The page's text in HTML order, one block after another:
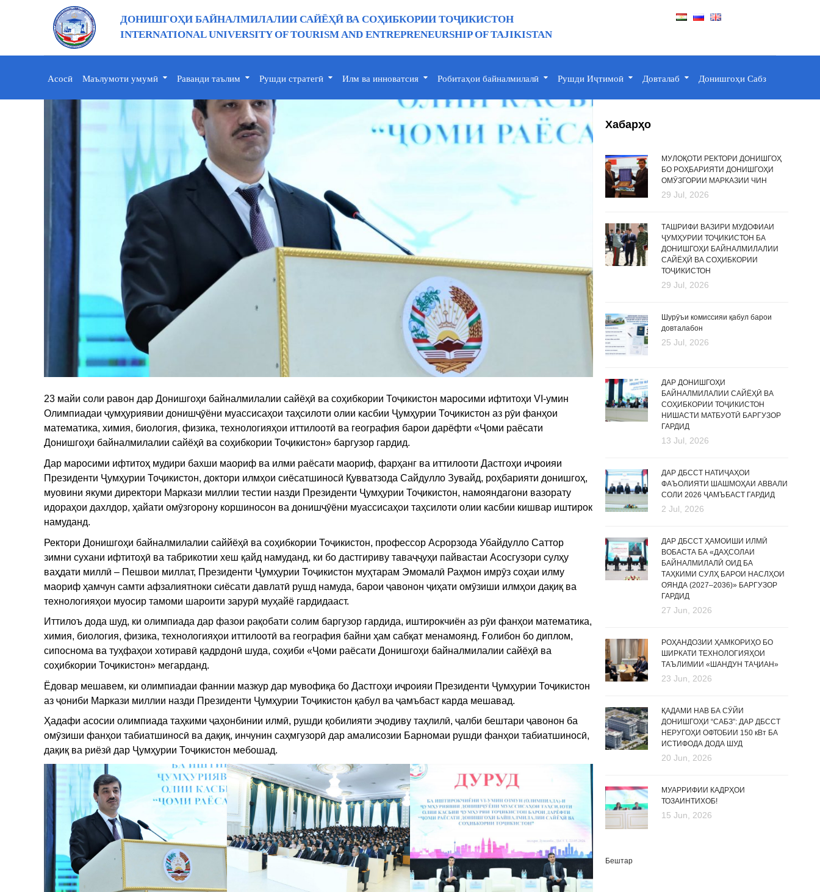
ДОНИШГОҲИ БАЙНАЛМИЛАЛИИ САЙЁҲӢ ВА СОҲИБКОРИИ ТОҶИКИСТОН
INTERNATIONAL UNIVERSITY OF TOURISM AND ENTREPRENEURSHIP OF TAJIKISTAN
Асосӣ Маълумоти умумӣ Раванди таълим Рушди стратегӣ Илм ва инноватсия Робитаҳои байналмилалӣ Рушди Иҷтимоӣ Довталаб Донишгоҳи Сабз
23 майи соли равон дар Донишгоҳи байналмилалии сайёҳӣ ва соҳибкории Тоҷикистон маросими ифтитоҳи VI-умин
Олимпиадаи ҷумҳуриявии донишҷӯёни муассисаҳои таҳсилоти олии касбии Ҷумҳурии Тоҷикистон аз рӯи фанҳои
математика, химия, биология, физика, технологияҳои иттилоотӣ ва география барои дарёфти «Ҷоми раёсати
Донишгоҳи байналмилалии сайёҳӣ ва соҳибкории Тоҷикистон» баргузор гардид.
Дар маросими ифтитоҳ мудири бахши маориф ва илми раёсати маориф, фарҳанг ва иттилооти Дастгоҳи иҷроияи
Президенти Ҷумҳурии Тоҷикистон, доктори илмҳои сиёсатшиносӣ Қувватзода Сайдулло Зувайд, роҳбарияти донишгоҳ,
муовини якуми директори Маркази миллии тестии назди Президенти Ҷумҳурии Тоҷикистон, намояндагони вазорату
идораҳои дахлдор, ҳайати омӯзгорону коршиносон ва донишҷӯёни муассисаҳои таҳсилоти олии касбии кишвар иштирок
намуданд.
Ректори Донишгоҳи байналмилалии саййёҳӣ ва соҳибкории Тоҷикистон, профессор Асрорзода Убайдулло Саттор
зимни сухани ифтитоҳӣ ва табрикотии хеш қайд намуданд, ки бо дастгириву таваҷҷуҳи пайвастаи Асосгузори сулҳу
ваҳдати миллӣ – Пешвои миллат, Президенти Ҷумҳурии Тоҷикистон муҳтарам Эмомалӣ Раҳмон имрӯз соҳаи илму
маориф ҳамчун самти афзалиятноки сиёсати давлатӣ рушд намуда, барои ҷавонон ҷиҳати омӯзиши илмҳои дақиқ ва
технологияҳои муосир тамоми шароити зарурӣ муҳайё гардидааст.
Иттилоъ дода шуд, ки олимпиада дар фазои рақобати солим баргузор гардида, иштирокчиён аз рӯи фанҳои математика,
химия, биология, физика, технологияҳои иттилоотӣ ва география байни ҳам сабқат менамоянд. Ғолибон бо диплом,
сипоснома ва туҳфаҳои хотиравӣ қадрдонӣ шуда, соҳиби «Ҷоми раёсати Донишгоҳи байналмилалии сайёҳӣ ва
соҳибкории Тоҷикистон» мегарданд.
Ёдовар мешавем, ки олимпиадаи фаннии мазкур дар мувофиқа бо Дастгоҳи иҷроияи Президенти Ҷумҳурии Тоҷикистон
аз ҷониби Маркази миллии назди Президенти Ҷумҳурии Тоҷикистон қабул ва ҷамъбаст карда мешавад.
Ҳадафи асосии олимпиада таҳкими ҷаҳонбинии илмӣ, рушди қобилияти эҷодиву таҳлилӣ, ҷалби бештари ҷавонон ба
омӯзиши фанҳои табиатшиносӣ ва дақиқ, инчунин саҳмгузорӣ дар амалисозии Барномаи рушди фанҳои табиатшиносӣ,
дақиқ ва риёзӣ дар Ҷумҳурии Тоҷикистон мебошад.
Хабарҳо
МУЛОҚОТИ РЕКТОРИ ДОНИШГОҲ
БО РОҲБАРИЯТИ ДОНИШГОҲИ
ОМӮЗГОРИИ МАРКАЗИИ ЧИН
29 Jul, 2026
ТАШРИФИ ВАЗИРИ МУДОФИАИ
ҶУМҲУРИИ ТОҶИКИСТОН БА
ДОНИШГОҲИ БАЙНАЛМИЛАЛИИ
САЙЁҲӢ ВА СОҲИБКОРИИ
ТОҶИКИСТОН
29 Jul, 2026
Шурӯъи комиссияи қабул барои
довталабон
25 Jul, 2026
ДАР ДОНИШГОҲИ
БАЙНАЛМИЛАЛИИ САЙЁҲӢ ВА
СОҲИБКОРИИ ТОҶИКИСТОН
НИШАСТИ МАТБУОТӢ БАРГУЗОР
ГАРДИД
13 Jul, 2026
ДАР ДБССТ НАТИҶАҲОИ
ФАЪОЛИЯТИ ШАШМОҲАИ АВВАЛИ
СОЛИ 2026 ҶАМЪБАСТ ГАРДИД
2 Jul, 2026
ДАР ДБССТ ҲАМОИШИ ИЛМӢ
ВОБАСТА БА «ДАҲСОЛАИ
БАЙНАЛМИЛАЛӢ ОИД БА
ТАҲКИМИ СУЛҲ БАРОИ НАСЛҲОИ
ОЯНДА (2027–2036)» БАРГУЗОР
ГАРДИД
27 Jun, 2026
РОҲАНДОЗИИ ҲАМКОРИҲО БО
ШИРКАТИ ТЕХНОЛОГИЯҲОИ
ТАЪЛИМИИ «ШАНДУН ТАҶИАН»
23 Jun, 2026
ҚАДАМИ НАВ БА СӮЙИ
ДОНИШГОҲИ “САБЗ”: ДАР ДБССТ
НЕРУГОҲИ ОФТОБИИ 150 кВт БА
ИСТИФОДА ДОДА ШУД
20 Jun, 2026
МУАРРИФИИ КАДРҲОИ
ТОЗАИНТИХОБ!
15 Jun, 2026
Бештар